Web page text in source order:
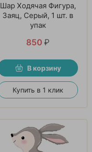
Шар Ходячая Фигура,
Заяц, Серый, 1 шт. в
упак
850 ₽
В корзину
Купить в 1 клик